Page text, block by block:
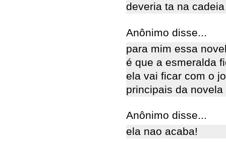
deveria ta na
Anônimo disse...
para mim essa
é que a esmeralda
ela vai ficar com o
principais da novela
Anônimo disse...
ela nao acaba!